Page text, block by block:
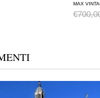
was: €500,00.
price is: €250,00.
MAX
€